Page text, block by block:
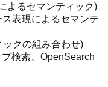
よるセマンティック)
表現によるセマンテ
クの組み合わせ)
検索、OpenSearch